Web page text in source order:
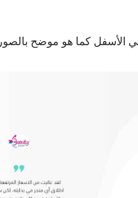
الأسفل كما هو موضح